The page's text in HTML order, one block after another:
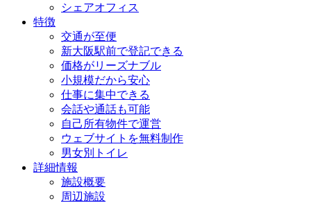
シェアオフィス
特徴
交通が至便
新大阪駅前で登記できる
価格がリーズナブル
小規模だから安心
仕事に集中できる
会話や通話も可能
自己所有物件で運営
ウェブサイトを無料制作
男女別トイレ
詳細情報
施設概要
周辺施設